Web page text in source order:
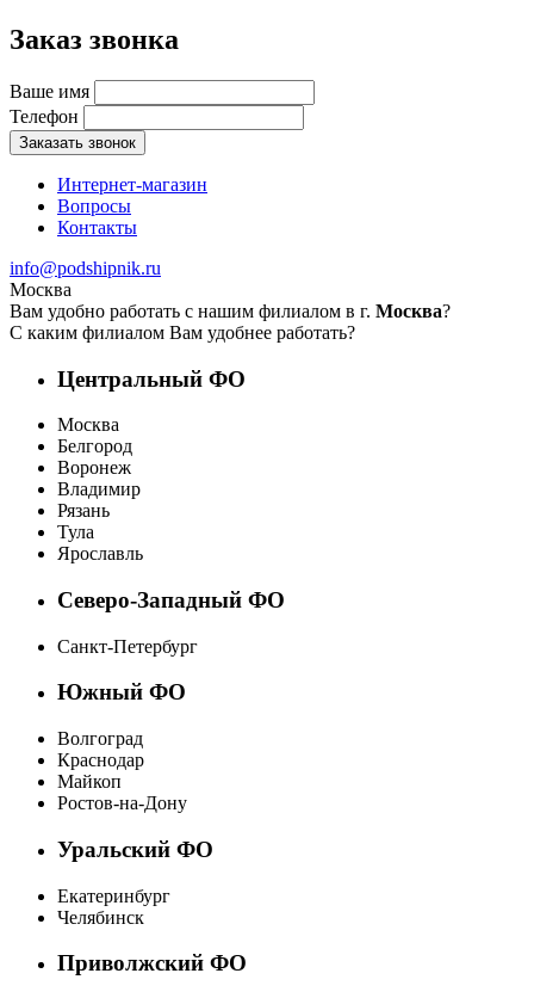
Заказ звонка
Ваше имя
Телефон
Заказать звонок
Интернет-магазин
Вопросы
Контакты
info@podshipnik.ru
Москва
Вам удобно работать с нашим филиалом в г. Москва?
С каким филиалом Вам удобнее работать?
Центральный ФО
Москва
Белгород
Воронеж
Владимир
Рязань
Тула
Ярославль
Северо-Западный ФО
Санкт-Петербург
Южный ФО
Волгоград
Краснодар
Майкоп
Ростов-на-Дону
Уральский ФО
Екатеринбург
Челябинск
Приволжский ФО